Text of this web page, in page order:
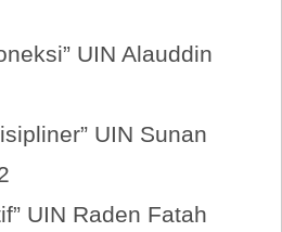
UIN Alauddin
UIN Sunan
UIN Raden Fatah